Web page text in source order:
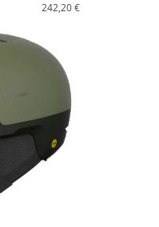
242,20 €